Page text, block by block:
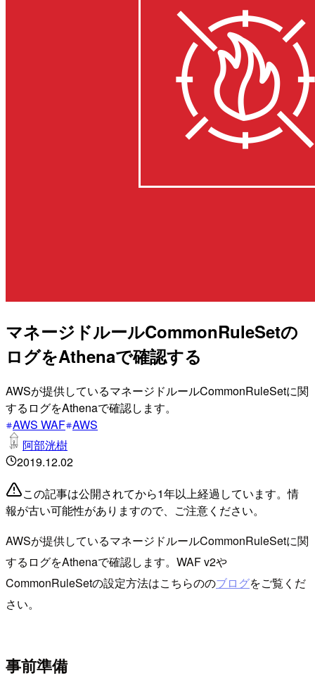
マネージドルールCommonRuleSetの
ログをAthenaで確認する
AWSが提供しているマネージドルールCommonRuleSetに関
するログをAthenaで確認します。
AWS WAF AWS
阿部洸樹
2019.12.02
この記事は公開されてから1年以上経過しています。情
報が古い可能性がありますので、ご注意ください。
AWSが提供しているマネージドルールCommonRuleSetに関
するログをAthenaで確認します。WAF v2や
CommonRuleSetの設定方法はこちらののブログをご覧くだ
さい。
事前準備